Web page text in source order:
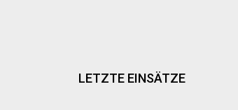
LETZTE EINSÄTZE